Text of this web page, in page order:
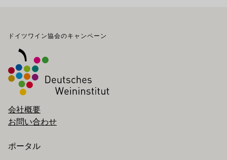
フッター
ドイツワイン協会のキャンペーン
会社概要
お問い合わせ
ポータル